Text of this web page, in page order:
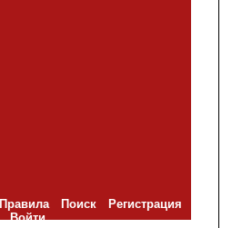
Правила Поиск
Регистрация
Войти